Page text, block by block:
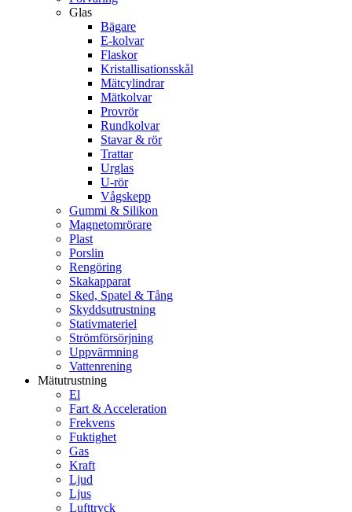
Glas
Bägare
E-kolvar
Flaskor
Kristallisationsskål
Mätcylindrar
Mätkolvar
Provrör
Rundkolvar
Stavar & rör
Trattar
Urglas
U-rör
Vågskepp
Gummi & Silikon
Magnetomrörare
Plast
Porslin
Rengöring
Skakapparat
Sked, Spatel & Tång
Skyddsutrustning
Stativmateriel
Strömförsörjning
Uppvärmning
Vattenrening
Mätutrustning
El
Fart & Acceleration
Frekvens
Fuktighet
Gas
Kraft
Ljud
Ljus
Lufttryck